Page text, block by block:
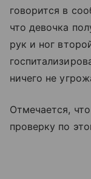
говорится в
что девочка
рук и ног
ничего не
Отмечается,
проверку по